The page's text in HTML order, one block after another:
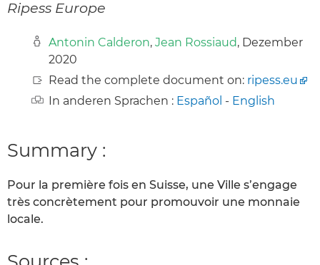
Ripess Europe
Antonin Calderon, Jean Rossiaud, Dezember
2020
Read the complete document on: ripess.eu
In anderen Sprachen : Español - English
Summary :
Pour la première fois en Suisse, une Ville s’engage
très concrètement pour promouvoir une monnaie
locale.